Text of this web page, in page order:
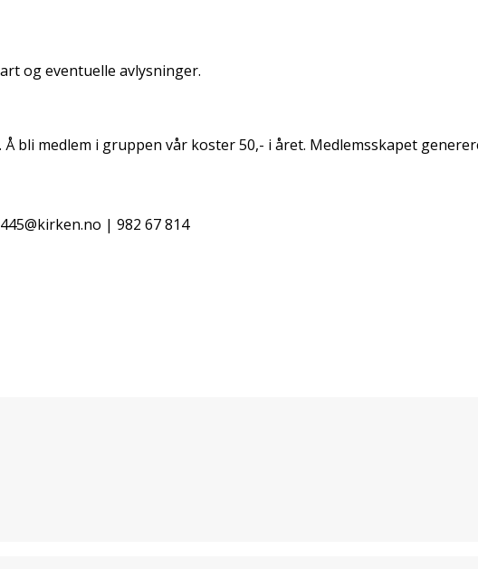
og eventuelle avlysninger.
bli medlem i gruppen vår koster 50,- i året. Medlemsskapet
| 982 67 814